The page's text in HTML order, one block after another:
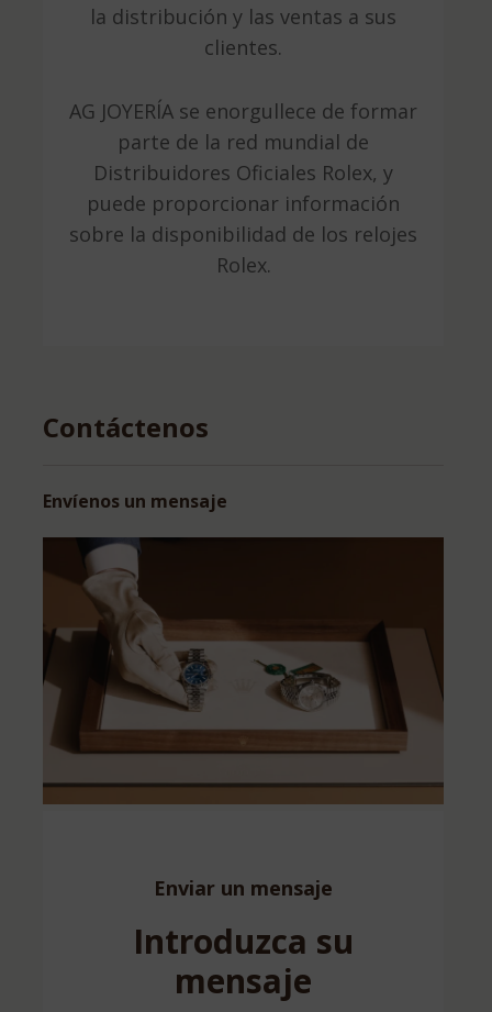
la distribución y las ventas a sus
clientes.
AG JOYERÍA se enorgullece de formar
parte de la red mundial de
Distribuidores Oficiales Rolex, y
puede proporcionar información
sobre la disponibilidad de los relojes
Rolex.
Contáctenos
Envíenos un mensaje
Enviar un mensaje
Introduzca su
mensaje